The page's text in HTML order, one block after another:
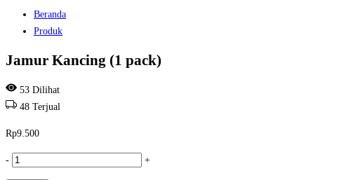
Beranda
Produk
Jamur Kancing (1 pack)
53 Dilihat
48 Terjual
Rp9.500
- Kuantitas
+